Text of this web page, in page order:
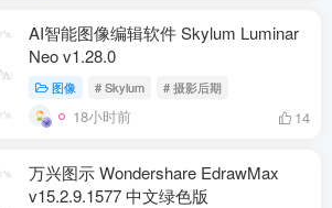
AI智能图像编辑软件 Skylum Luminar
Neo v1.28.0
图像 # Skylum # 摄影后期
18小时前 14
万兴图示 Wondershare EdrawMax
v15.2.9.1577 中文绿色版